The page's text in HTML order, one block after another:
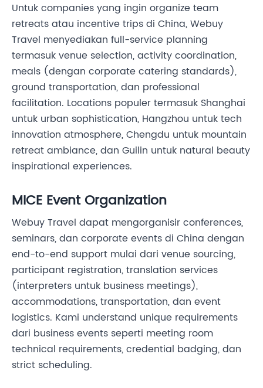
Untuk companies yang ingin organize team
retreats atau incentive trips di China, Webuy
Travel menyediakan full-service planning
termasuk venue selection, activity coordination,
meals (dengan corporate catering standards),
ground transportation, dan professional
facilitation. Locations populer termasuk Shanghai
untuk urban sophistication, Hangzhou untuk tech
innovation atmosphere, Chengdu untuk mountain
retreat ambiance, dan Guilin untuk natural beauty
inspirational experiences.
MICE Event Organization
Webuy Travel dapat mengorganisir conferences,
seminars, dan corporate events di China dengan
end-to-end support mulai dari venue sourcing,
participant registration, translation services
(interpreters untuk business meetings),
accommodations, transportation, dan event
logistics. Kami understand unique requirements
dari business events seperti meeting room
technical requirements, credential badging, dan
strict scheduling.